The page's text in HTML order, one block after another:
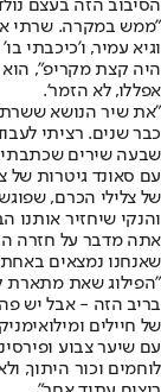
הסיבוב הזה בעצם
"ממש במקרה. שרתי
וגיא עמיר, ו'כיכבתי
היה קצת מקריפ",
אפללו, לא הזמר'.
"את שיר הנושא ששרתי
כבר שנים. רציתי
שבעה שירים שכתבתי
עם סאונד גיטרות של
של צלילי הכרם,
והנקי שיחזיר
אתה מדבר על חזרה
שאנחנו נמצאים
"הפילוג שאת מתארת
בריב הזה - אבל יש
של חיילים
עם שיער צבוע
לוחמים וכור היתוך,